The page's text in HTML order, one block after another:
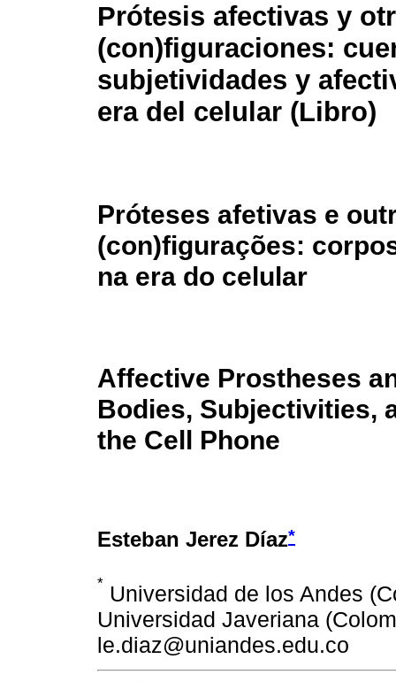
Prótesis afectivas y
(con)figuraciones:
subjetividades y
era del celular (Libro)
Próteses afetivas e
(con)figurações:
na era do celular
Affective Prostheses
Bodies, Subjectivities,
the Cell Phone
Esteban Jerez Díaz*
* Universidad de los Andes
Universidad Javeriana
le.diaz@uniandes.edu.co